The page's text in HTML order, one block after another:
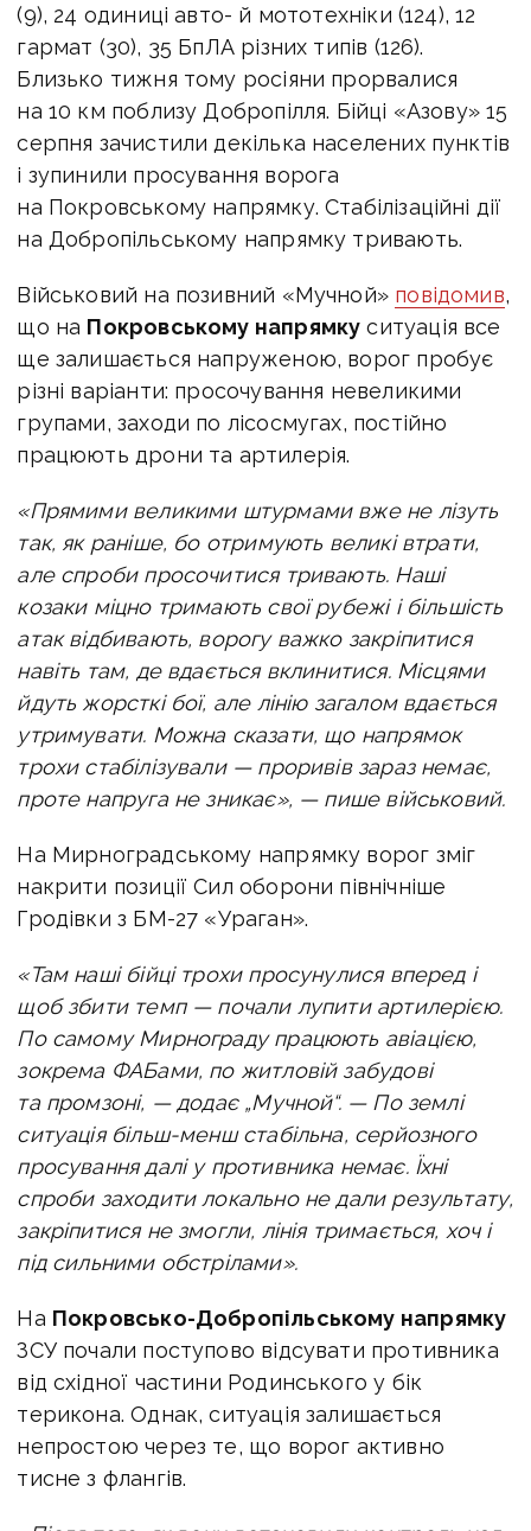
(9), 24 одиниці авто- й мототехніки (124), 12
гармат (30), 35 БпЛА різних типів (126).
Близько тижня тому росіяни прорвалися
на 10 км поблизу Добропілля. Бійці «Азову» 15
серпня зачистили декілька населених пунктів
і зупинили просування ворога
на Покровському напрямку. Стабілізаційні дії
на Добропільському напрямку тривають.
Військовий на позивний «Мучной» повідомив,
що на Покровському напрямку ситуація все
ще залишається напруженою, ворог пробує
різні варіанти: просочування невеликими
групами, заходи по лісосмугах, постійно
працюють дрони та артилерія.
«Прямими великими штурмами вже не лізуть
так, як раніше, бо отримують великі втрати,
але спроби просочитися тривають. Наші
козаки міцно тримають свої рубежі і більшість
атак відбивають, ворогу важко закріпитися
навіть там, де вдається вклинитися. Місцями
йдуть жорсткі бої, але лінію загалом вдається
утримувати. Можна сказати, що напрямок
трохи стабілізували — проривів зараз немає,
проте напруга не зникає», — пише військовий.
На Мирноградському напрямку ворог зміг
накрити позиції Сил оборони північніше
Гродівки з БМ-27 «Ураган».
«Там наші бійці трохи просунулися вперед і
щоб збити темп — почали лупити артилерією.
По самому Мирнограду працюють авіацією,
зокрема ФАБами, по житловій забудові
та промзоні, — додає „Мучной“. — По землі
ситуація більш-менш стабільна, серйозного
просування далі у противника немає. Їхні
спроби заходити локально не дали результату,
закріпитися не змогли, лінія тримається, хоч і
під сильними обстрілами».
На Покровсько-Добропільському напрямку
ЗСУ почали поступово відсувати противника
від східної частини Родинського у бік
терикона. Однак, ситуація залишається
непростою через те, що ворог активно
тисне з флангів.